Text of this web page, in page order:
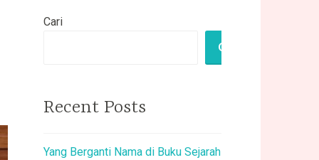
Cari
CARI
Recent Posts
Yang Berganti Nama di Buku Sejarah